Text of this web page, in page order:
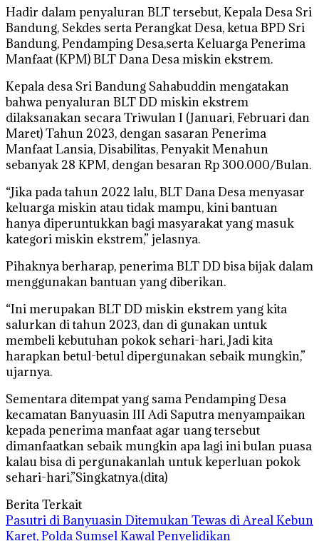
Hadir dalam penyaluran BLT tersebut, Kepala Desa Sri
Bandung, Sekdes serta Perangkat Desa, ketua BPD Sri
Bandung, Pendamping Desa,serta Keluarga Penerima
Manfaat (KPM) BLT Dana Desa miskin ekstrem.
Kepala desa Sri Bandung Sahabuddin mengatakan
bahwa penyaluran BLT DD miskin ekstrem
dilaksanakan secara Triwulan I (Januari, Februari dan
Maret) Tahun 2023, dengan sasaran Penerima
Manfaat Lansia, Disabilitas, Penyakit Menahun
sebanyak 28 KPM, dengan besaran Rp 300.000/Bulan.
“Jika pada tahun 2022 lalu, BLT Dana Desa menyasar
keluarga miskin atau tidak mampu, kini bantuan
hanya diperuntukkan bagi masyarakat yang masuk
kategori miskin ekstrem,” jelasnya.
Pihaknya berharap, penerima BLT DD bisa bijak dalam
menggunakan bantuan yang diberikan.
“Ini merupakan BLT DD miskin ekstrem yang kita
salurkan di tahun 2023, dan di gunakan untuk
membeli kebutuhan pokok sehari-hari, Jadi kita
harapkan betul-betul dipergunakan sebaik mungkin,”
ujarnya.
Sementara ditempat yang sama Pendamping Desa
kecamatan Banyuasin III Adi Saputra menyampaikan
kepada penerima manfaat agar uang tersebut
dimanfaatkan sebaik mungkin apa lagi ini bulan puasa
kalau bisa di pergunakanlah untuk keperluan pokok
sehari-hari,”Singkatnya.(dita)
Berita Terkait
Pasutri di Banyuasin Ditemukan Tewas di Areal Kebun
Karet, Polda Sumsel Kawal Penyelidikan